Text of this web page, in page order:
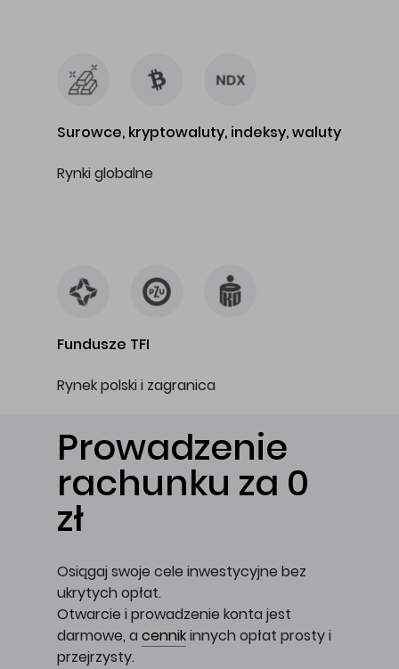
Surowce, kryptowaluty, indeksy, waluty
Rynki globalne
Fundusze TFI
Rynek polski i zagranica
Prowadzenie
rachunku za 0
zł
Osiągaj swoje cele inwestycyjne bez
ukrytych opłat.
Otwarcie i prowadzenie konta jest
darmowe, a cennikinnych opłat prosty i
przejrzysty.